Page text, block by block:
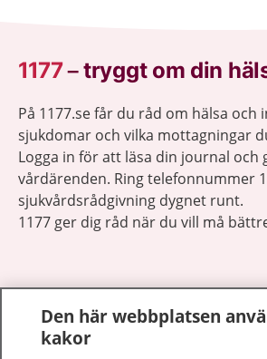
1177–tryggt om din
På 1177.se får du råd om hälsa
sjukdomar och vilka mottagningar
Logga in för att läsa din journal och
vårdärenden. Ring telefonnummer
sjukvårdsrådgivning dygnet runt.
1177 ger dig råd när du vill må
1177 på flera språk
Den här webbplatsen
kakor